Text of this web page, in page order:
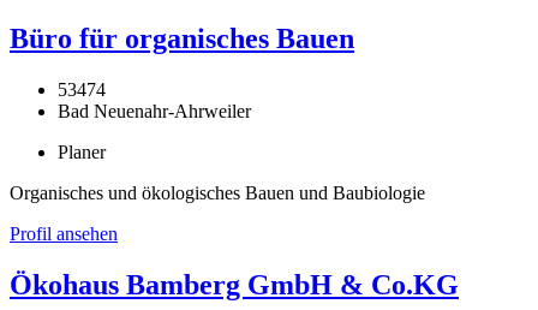
Büro für organisches Bauen
53474
Bad Neuenahr-Ahrweiler
Planer
Organisches und ökologisches Bauen und Baubiologie
Profil ansehen
Ökohaus Bamberg GmbH & Co.KG